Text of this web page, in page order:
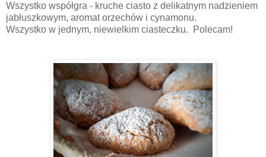
Wszystko współgra - kruche ciasto z delikatnym nadzieniem
jabłuszkowym, aromat orzechów i cynamonu.
Wszystko w jednym, niewielkim ciasteczku. Polecam!